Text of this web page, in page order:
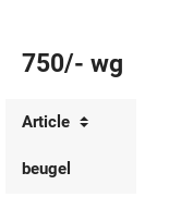
750/- wg
Article
beugel